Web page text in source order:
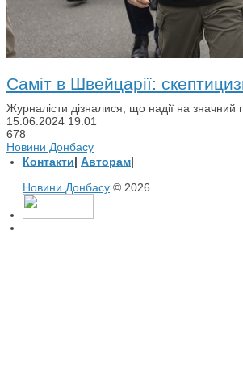
Саміт в Швейцарії:
Журналісти дізналися, що надії на значний
15.06.2024 19:01
678
Новини Донбасу
Контакти| Авторам|
Новини Донбасу © 2026